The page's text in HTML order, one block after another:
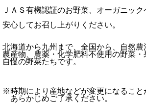
ＪＡＳ有機認証のお野菜、オーガニック
安心してお召し上がりください。
北海道から九州まで、全国から、自然
農産物、農薬・化学肥料不使用の野菜
自慢の野菜たちです。
※時期により産地などが変更になること
あらかじめご了承ください。